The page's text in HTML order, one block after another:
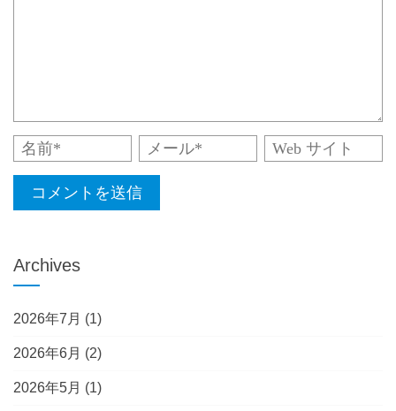
Archives
2026年7月 (1)
2026年6月 (2)
2026年5月 (1)